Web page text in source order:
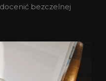
bezczelnej